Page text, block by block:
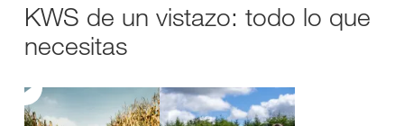
KWS de un vistazo: todo lo que
necesitas